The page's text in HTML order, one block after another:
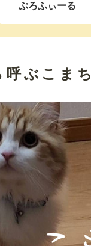
ぷろふぃーる
呼ぶこまち